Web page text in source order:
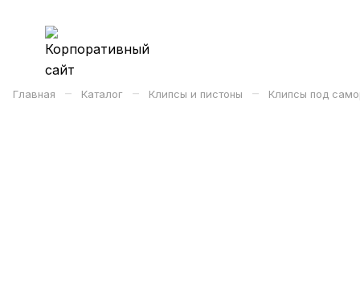
Главная – Каталог – Клипсы и пистоны – Клипсы под